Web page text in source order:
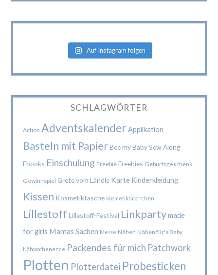
Auf Instagram folgen
SCHLAGWÖRTER
Action Adventskalender Applikation
Basteln mit Papier Bee my Baby Sew Along
Ebooks Einschulung Freebie Freebies Geburtsgeschenk
Gewinnspiel Grete vom Ländle Karte Kinderkleidung
Kissen Kosmetiktasche Kosmetiktäschchen
Lillestoff Lillestoff-Festival Linkpartymade
for girls Mamas Sachen Messe Nähen Nähen für's Baby
Nähwochenende Packendes für mich Patchwork
Plotten Plotterdatei Probesticken